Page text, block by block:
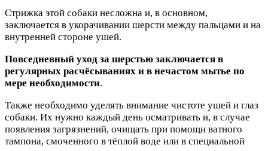
Стрижка этой собаки несложна и, в основном,
заключается в укорачивании шерсти между пальцами и на
внутренней стороне ушей.
Повседневный уход за шерстью заключается в
регулярных расчёсываниях и в нечастом мытье по
мере необходимости.
Также необходимо уделять внимание чистоте ушей и глаз
собаки. Их нужно каждый день осматривать и, в случае
появления загрязнений, очищать при помощи ватного
тампона, смоченного в тёплой воде или в специальной